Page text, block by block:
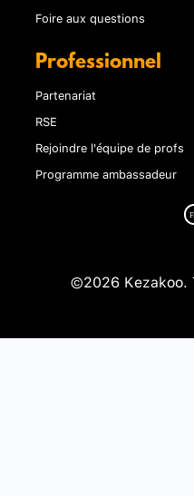
Foire aux questions
Professionnel
Partenariat
RSE
Rejoindre l'équipe de profs
Programme ambassadeur
©2026 Kezakoo.